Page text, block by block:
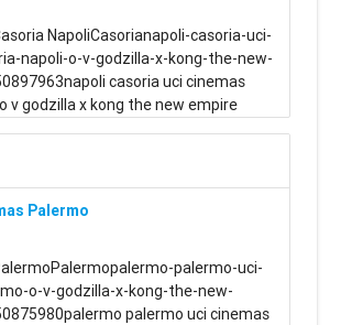
NapoliCasorianapoli-casoria-uci-
napoli-o-v-godzilla-x-kong-the-new-
casoria uci cinemas
v godzilla x kong the new empire
Palermo
palermo-uci-
o-v-godzilla-x-kong-the-new-
palermo uci cinemas